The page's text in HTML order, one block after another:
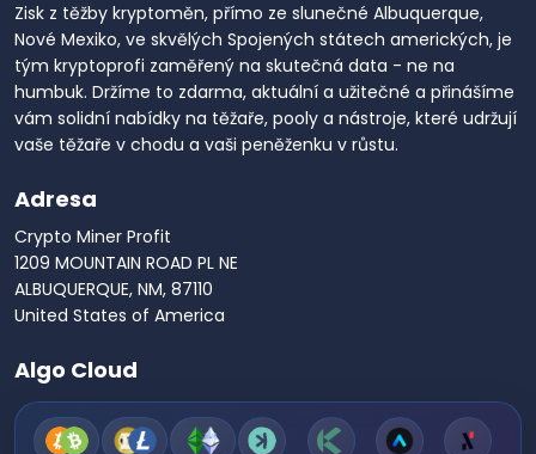
Zisk z těžby kryptoměn, přímo ze slunečné Albuquerque,
Nové Mexiko, ve skvělých Spojených státech amerických, je
tým kryptoprofi zaměřený na skutečná data - ne na
humbuk. Držíme to zdarma, aktuální a užitečné a přinášíme
vám solidní nabídky na těžaře, pooly a nástroje, které udržují
vaše těžaře v chodu a vaši peněženku v růstu.
Adresa
Crypto Miner Profit
1209 MOUNTAIN ROAD PL NE
ALBUQUERQUE, NM, 87110
United States of America
Algo Cloud